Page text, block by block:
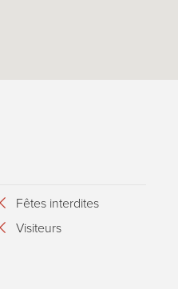
Fêtes interdites
Visiteurs